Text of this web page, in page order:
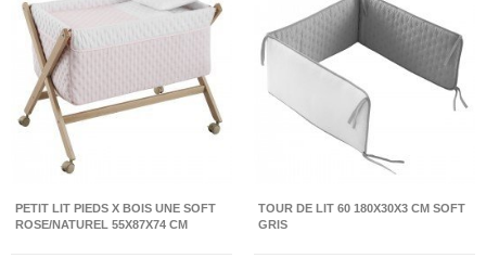
PETIT LIT PIEDS X BOIS UNE SOFT
ROSE/NATUREL 55X87X74 CM
TOUR DE LIT 60 180X30X3 CM SOFT
GRIS